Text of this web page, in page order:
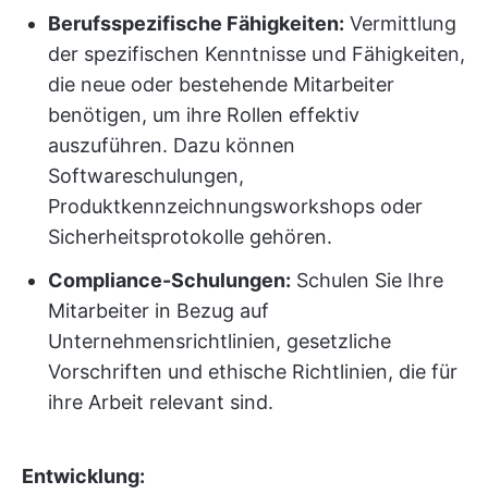
Berufsspezifische Fähigkeiten: Vermittlung
der spezifischen Kenntnisse und Fähigkeiten,
die neue oder bestehende Mitarbeiter
benötigen, um ihre Rollen effektiv
auszuführen. Dazu können
Softwareschulungen,
Produktkennzeichnungsworkshops oder
Sicherheitsprotokolle gehören.
Compliance-Schulungen: Schulen Sie Ihre
Mitarbeiter in Bezug auf
Unternehmensrichtlinien, gesetzliche
Vorschriften und ethische Richtlinien, die für
ihre Arbeit relevant sind.
Entwicklung: